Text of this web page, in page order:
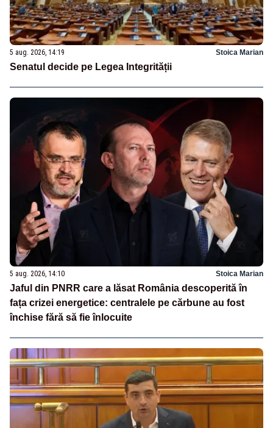
5 aug. 2026, 14:19 Stoica Marian
Senatul decide pe Legea Integrității
5 aug. 2026, 14:10 Stoica Marian
Jaful din PNRR care a lăsat România descoperită în
fața crizei energetice: centralele pe cărbune au fost
închise fără să fie înlocuite